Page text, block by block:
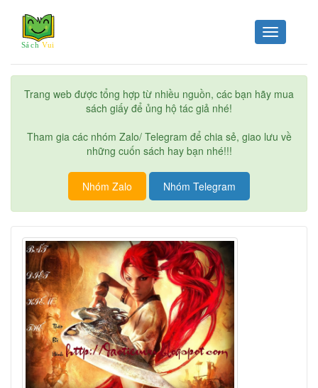
Toggle
navigation
Trang web được tổng hợp từ nhiều nguồn, các bạn hãy mua
sách giấy để ủng hộ tác giả nhé!
Tham gia các nhóm Zalo/ Telegram để chia sẻ, giao lưu về
những cuốn sách hay bạn nhé!!!
Nhóm Zalo Nhóm Telegram